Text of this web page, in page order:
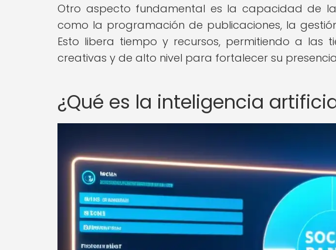
Otro aspecto fundamental es la capacidad de
como la programación de publicaciones, la
Esto libera tiempo y recursos, permitiendo a las
creativas y de alto nivel para fortalecer su
¿Qué es la inteligencia